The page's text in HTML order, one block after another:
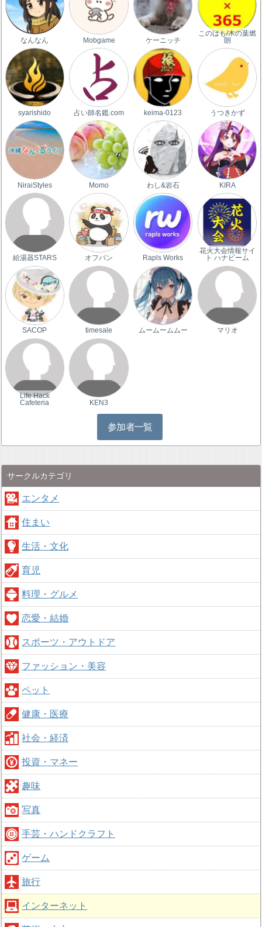
なんなん Mobgame ケーニッチ
このはも/木の葉燃
朗
syarishido 占い師名鑑.com keima-0123 うつきかず
NiraiStyles Momo わし&岩石 KIRA
給湯器STARS オフパン Rapls Works
花火大会情報サイ
ト ハナビーム
SACOP timesale ムームームムー マリオ
Life Hack
Cafeteria
KEN3
参加者一覧
サークルカテゴリ
エンタメ
住まい
生活・文化
育児
料理・グルメ
恋愛・結婚
スポーツ・アウトドア
ファッション・美容
ペット
健康・医療
社会・経済
投資・マネー
趣味
写真
手芸・ハンドクラフト
ゲーム
旅行
インターネット